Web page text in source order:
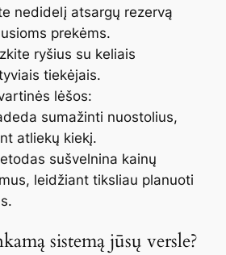
nedidelį atsargų rezervą
prekėms.
ryšius su keliais
tiekėjais.
lėšos:
sumažinti nuostolius,
atliekų kiekį.
sušvelnina kainų
leidžiant tiksliau planuoti
sistemą jūsų versle?